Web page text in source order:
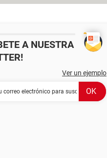
A NUESTRA
Ver un ejemplo